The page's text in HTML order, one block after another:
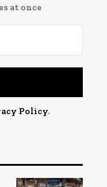
at once
Policy.